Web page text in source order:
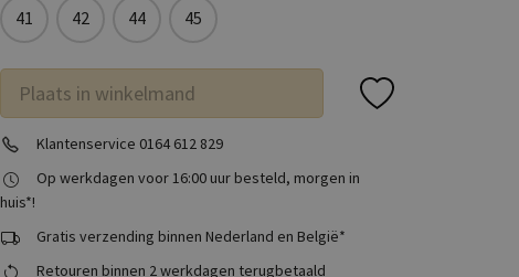
41
42 44 45
Plaats in winkelmand
Klantenservice 0164 612 829
Op werkdagen voor 16:00 uur besteld, morgen in
huis*!
Gratis verzending binnen Nederland en België*
Retouren binnen 2 werkdagen terugbetaald